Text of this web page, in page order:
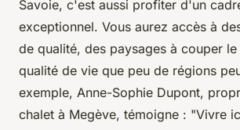
Savoie, c'est aussi profiter d'un
exceptionnel. Vous aurez accès à
de qualité, des paysages à couper
qualité de vie que peu de régions
exemple, Anne-Sophie Dupont,
chalet à Megève, témoigne : "Vivre